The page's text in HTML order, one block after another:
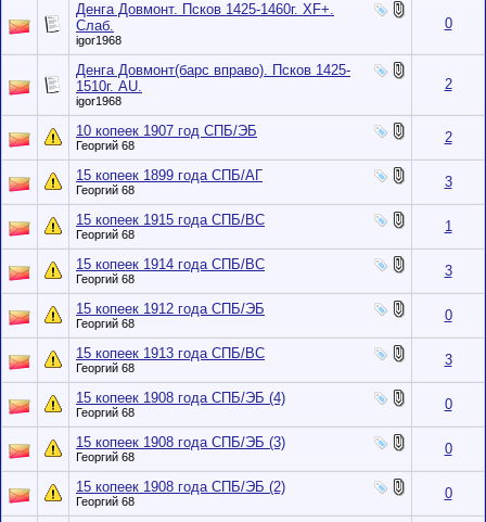
Денга Довмонт. Псков 1425-1460г. ХF+.
Слаб.
igor1968
0
Денга Довмонт(барс вправо). Псков 1425-
1510г. AU.
igor1968
2
10 копеек 1907 год СПБ/ЭБ
Георгий 68 2
15 копеек 1899 года СПБ/АГ
Георгий 68 3
15 копеек 1915 года СПБ/ВС
Георгий 68 1
15 копеек 1914 года СПБ/ВС
Георгий 68 3
15 копеек 1912 года СПБ/ЭБ
Георгий 68 0
15 копеек 1913 года СПБ/ВС
Георгий 68 3
15 копеек 1908 года СПБ/ЭБ (4)
Георгий 68 0
15 копеек 1908 года СПБ/ЭБ (3)
Георгий 68 0
15 копеек 1908 года СПБ/ЭБ (2)
Георгий 68 0